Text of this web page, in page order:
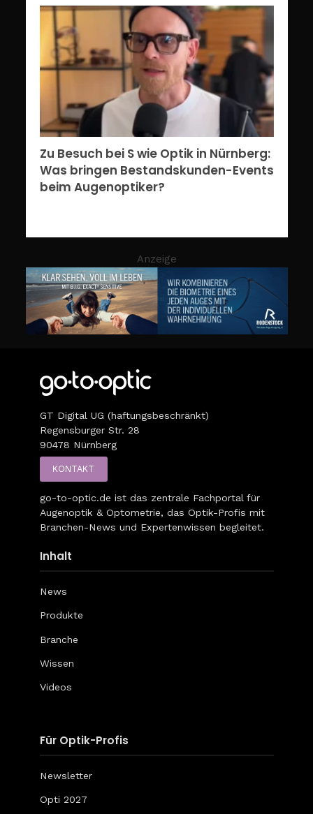
Zu Besuch bei S wie Optik in Nürnberg:
Was bringen Bestandskunden-Events
beim Augenoptiker?
Anzeige
GT Digital UG (haftungsbeschränkt)
Regensburger Str. 28
90478 Nürnberg
KONTAKT
go-to-optic.de ist das zentrale Fachportal für
Augenoptik & Optometrie, das Optik-Profis mit
Branchen-News und Expertenwissen begleitet.
Inhalt
News
Produkte
Branche
Wissen
Videos
Für Optik-Profis
Newsletter
Opti 2027